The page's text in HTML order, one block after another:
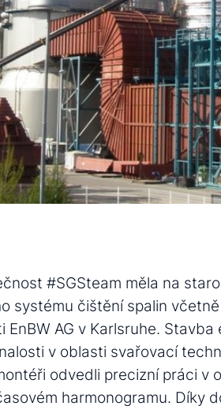
#SGSteam měla na
systému čištění spalin
EnBW AG v Karlsruhe.
v oblasti svařovací
odvedli precizní práci v
harmonogramu. Díky